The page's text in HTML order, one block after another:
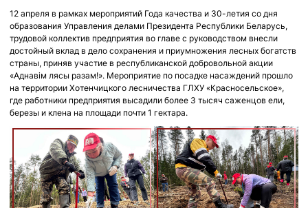
12 апреля в рамках мероприятий Года качества и 30-летия со дня
образования Управления делами Президента Республики Беларусь,
трудовой коллектив предприятия во главе с руководством внесли
достойный вклад в дело сохранения и приумножения лесных богатств
страны, приняв участие в республиканской добровольной акции
«Аднавім лясы разам!». Мероприятие по посадке насаждений прошло
на территории Хотенчицкого лесничества ГЛХУ «Красносельское»,
где работники предприятия высадили более 3 тысяч саженцов ели,
березы и клена на площади почти 1 гектара.